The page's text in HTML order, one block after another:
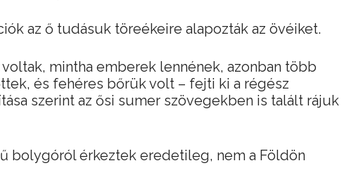
az ő tudásuk töreékeire alapozták az övéiket.
mintha emberek lennének, azonban több
és fehéres bőrük volt – fejti ki a régész
szerint az ősi sumer szövegekben is talált rájuk
bolygóról érkeztek eredetileg, nem a Földön